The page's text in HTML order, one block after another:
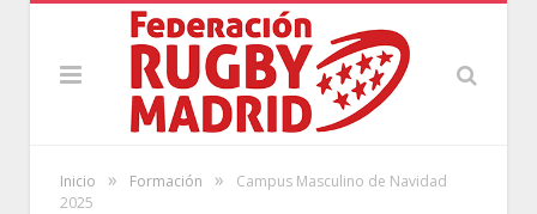
Inicio » Formación »
Campus Masculino de Navidad
2025